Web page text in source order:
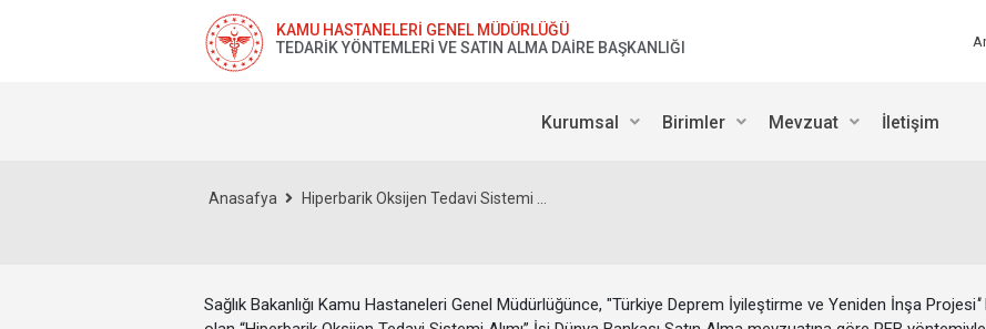
KAMU HASTANELERİ GENEL MÜDÜRLÜĞÜ
TEDARİK YÖNTEMLERİ VE SATIN ALMA DAİRE BAŞKANLIĞI
Kurumsal Birimler Mevzuat İletişim
Anasafya Hiperbarik Oksijen Tedavi Sistemi ...
Sağlık Bakanlığı Kamu Hastaneleri Genel Müdürlüğünce, "Türkiye Deprem İyileştirme ve Yeniden İnşa Projesi"